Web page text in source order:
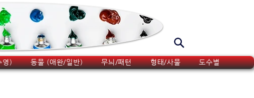
영) 동물 (애완/일반) 무늬/패턴 형태/사물 도수별